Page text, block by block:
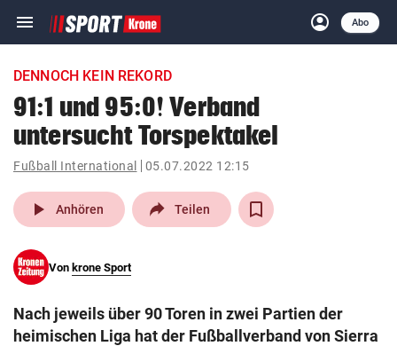
menu Navigation
ein-/ausklappen
account_circle
Anmelden
Abo
close Schließen
account_circle Anmelden
arrow_right
pin_drop
Wien arrow_right
search
eingeben
DENNOCH KEIN REKORD
91:1 und 95:0! Verband
untersucht Torspektakel
Fußball International 05.07.2022 12:15
play_arrow Anhören Teilen
Von krone Sport
Nach jeweils über 90 Toren in zwei Partien der
heimischen Liga hat der Fußballverband von Sierra